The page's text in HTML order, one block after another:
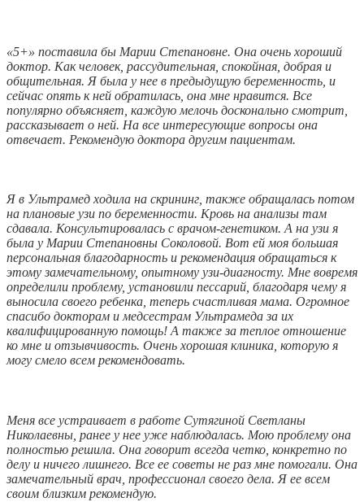
«5+» поставила бы Марии Степановне. Она очень хороший
доктор. Как человек, рассудительная, спокойная, добрая и
общительная. Я была у нее в предыдущую беременность, и
сейчас опять к ней обратилась, она мне нравится. Все
популярно объясняет, каждую мелочь досконально смотрит,
рассказывает о ней. На все интересующие вопросы она
отвечает. Рекомендую доктора другим пациентам.
Я в Ультрамед ходила на скрининг, также обращалась потом
на плановые узи по беременности. Кровь на анализы там
сдавала. Консультировалась с врачом-генетиком. А на узи я
была у Марии Степановны Соколовой. Вот ей моя большая
персональная благодарность и рекомендация обращаться к
этому замечательному, опытному узи-диагносту. Мне вовремя
определили проблему, установили пессарий, благодаря чему я
выносила своего ребенка, теперь счастливая мама. Огромное
спасибо докторам и медсестрам Ультрамеда за их
квалифицированную помощь! А также за теплое отношение
ко мне и отзывчивость. Очень хорошая клиника, которую я
могу смело всем рекомендовать.
Меня все устраивает в работе Сутягиной Светланы
Николаевны, ранее у нее уже наблюдалась. Мою проблему она
полностью решила. Она говорит всегда четко, конкретно по
делу и ничего лишнего. Все ее советы не раз мне помогали. Она
замечательный врач, профессионал своего дела. Я ее всем
своим близким рекомендую.